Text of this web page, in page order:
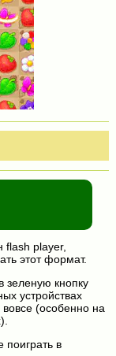
player,
этот формат.
зеленую кнопку
устройствах
вовсе (особенно на
поиграть в